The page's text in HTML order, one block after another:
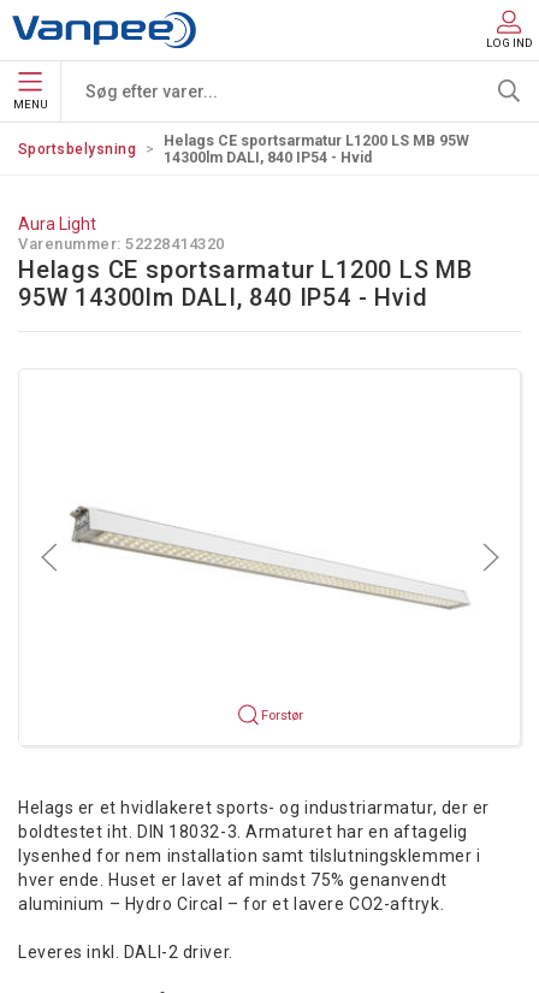
LOG IND
MENU
Sportsbelysning
Helags CE sportsarmatur L1200 LS MB 95W
14300lm DALI, 840 IP54 - Hvid
Aura Light
Varenummer:52228414320
Helags CE sportsarmatur L1200 LS MB
95W 14300lm DALI, 840 IP54 - Hvid
Forstør
Helags er et hvidlakeret sports- og industriarmatur, der er
boldtestet iht. DIN 18032-3. Armaturet har en aftagelig
lysenhed for nem installation samt tilslutningsklemmer i
hver ende. Huset er lavet af mindst 75% genanvendt
aluminium – Hydro Circal – for et lavere CO2-aftryk.
Leveres inkl. DALI-2 driver.